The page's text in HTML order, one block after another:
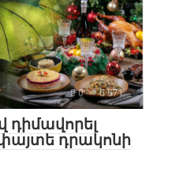
0 571
դիմավորել
դրակոնի